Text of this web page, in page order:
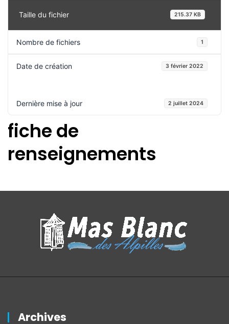
Taille du fichier 215.37 KB
Nombre de fichiers 1
Date de création 3 février 2022
Dernière mise à jour 2 juillet 2024
fiche de
renseignements
Archives